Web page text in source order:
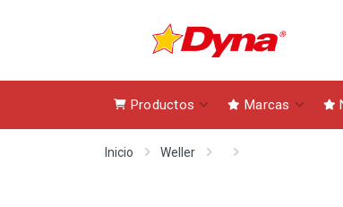
Productos Marcas
Inicio Weller